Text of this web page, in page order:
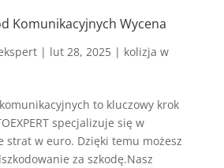
Komunikacyjnych Wycena
| lut 28, 2025| kolizja w
to kluczowy krok
specjalizuje się w
strat w euro. Dzięki temu możesz
za szkodę.Nasz